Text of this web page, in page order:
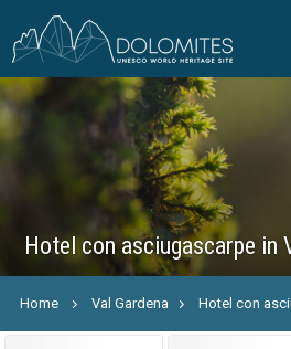
Hotel con asciugascarpe in
Home Val Gardena Hotel con